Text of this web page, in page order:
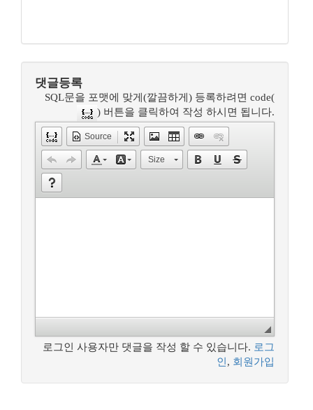
댓글등록
SQL문을 포맷에 맞게(깔끔하게) 등록하려면 code(
) 버튼을 클릭하여 작성 하시면 됩니다.
Source
Size
로그인 사용자만 댓글을 작성 할 수 있습니다. 로그
인 , 회원가입